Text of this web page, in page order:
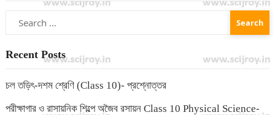
Search
for:
Recent Posts
চল তড়িৎ-দশম শ্রেণি (Class 10)- প্রশ্নোত্তর
পরীক্ষাগার ও রাসায়নিক শিল্পে অজৈব রসায়ন Class 10 Physical Science-